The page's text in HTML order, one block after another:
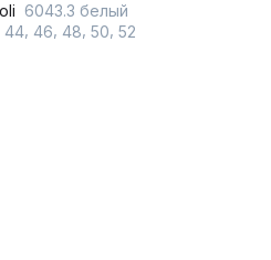
6043.3 белый
44 46 48 50 52